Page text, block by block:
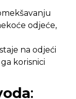
odjeće,
na odjeći
korisnici
: